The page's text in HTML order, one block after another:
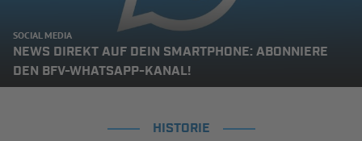
SOCIAL MEDIA
NEWS DIREKT AUF DEIN SMARTPHONE: ABONNIERE
DEN BFV-WHATSAPP-KANAL!
HISTORIE